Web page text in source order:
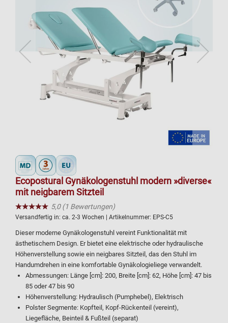
Ecopostural Gynäkologenstuhl modern »diverse«
mit neigbarem Sitzteil
★★★★★
☆☆☆☆☆ 5,0 (1 Bewertungen)
Versandfertig in: ca. 2-3 Wochen | Artikelnummer: EPS-C5
Dieser moderne Gynäkologenstuhl vereint Funktionalität mit
ästhetischem Design. Er bietet eine elektrische oder hydraulische
Höhenverstellung sowie ein neigbares Sitzteil, das den Stuhl im
Handumdrehen in eine komfortable Gynäkologieliege verwandelt.
Abmessungen: Länge [cm]: 200, Breite [cm]: 62, Höhe [cm]: 47 bis
85 oder 47 bis 90
Höhenverstellung: Hydraulisch (Pumphebel), Elektrisch
Polster Segmente: Kopfteil, Kopf-Rückenteil (vereint),
Liegefläche, Beinteil & Fußteil (separat)